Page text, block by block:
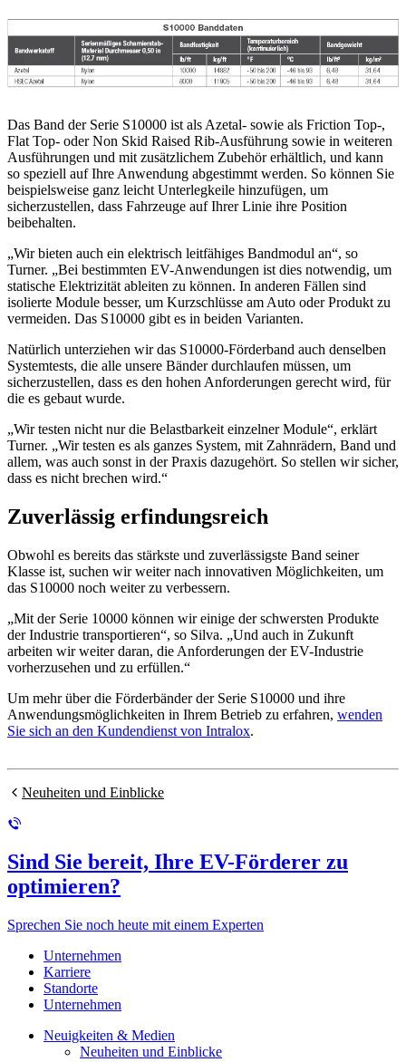
Das Band der Serie S10000 ist als Azetal- sowie als Friction Top-,
Flat Top- oder Non Skid Raised Rib-Ausführung sowie in weiteren
Ausführungen und mit zusätzlichem Zubehör erhältlich, und kann
so speziell auf Ihre Anwendung abgestimmt werden. So können Sie
beispielsweise ganz leicht Unterlegkeile hinzufügen, um
sicherzustellen, dass Fahrzeuge auf Ihrer Linie ihre Position
beibehalten.
„Wir bieten auch ein elektrisch leitfähiges Bandmodul an“, so
Turner. „Bei bestimmten EV-Anwendungen ist dies notwendig, um
statische Elektrizität ableiten zu können. In anderen Fällen sind
isolierte Module besser, um Kurzschlüsse am Auto oder Produkt zu
vermeiden. Das S10000 gibt es in beiden Varianten.
Natürlich unterziehen wir das S10000-Förderband auch denselben
Systemtests, die alle unsere Bänder durchlaufen müssen, um
sicherzustellen, dass es den hohen Anforderungen gerecht wird, für
die es gebaut wurde.
„Wir testen nicht nur die Belastbarkeit einzelner Module“, erklärt
Turner. „Wir testen es als ganzes System, mit Zahnrädern, Band und
allem, was auch sonst in der Praxis dazugehört. So stellen wir sicher,
dass es nicht brechen wird.“
Zuverlässig erfindungsreich
Obwohl es bereits das stärkste und zuverlässigste Band seiner
Klasse ist, suchen wir weiter nach innovativen Möglichkeiten, um
das S10000 noch weiter zu verbessern.
„Mit der Serie 10000 können wir einige der schwersten Produkte
der Industrie transportieren“, so Silva. „Und auch in Zukunft
arbeiten wir weiter daran, die Anforderungen der EV-Industrie
vorherzusehen und zu erfüllen.“
Um mehr über die Förderbänder der Serie S10000 und ihre
Anwendungsmöglichkeiten in Ihrem Betrieb zu erfahren, wenden
Sie sich an den Kundendienst von Intralox.
Neuheiten und Einblicke
Sind Sie bereit, Ihre EV-Förderer zu
optimieren?
Sprechen Sie noch heute mit einem Experten
Unternehmen
Karriere
Standorte
Unternehmen
Neuigkeiten & Medien
Neuheiten und Einblicke